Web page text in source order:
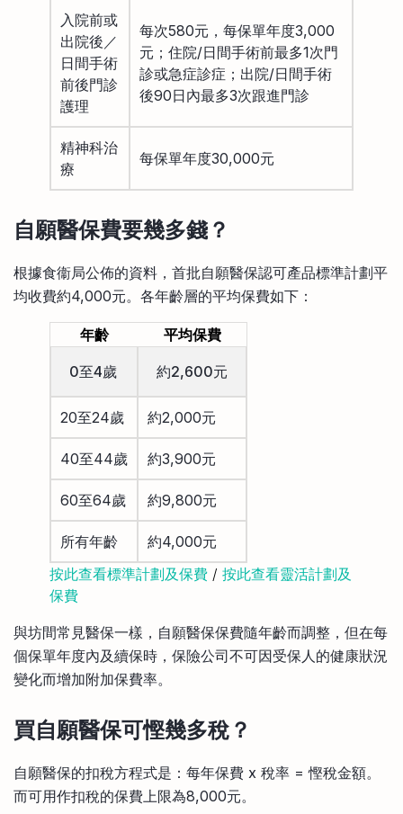
入院前或
出院後／
日間手術
前後門診
護理
每次580元，每保單年度3,000
元；住院/日間手術前最多1次門
診或急症診症；出院/日間手術
後90日內最多3次跟進門診
精神科治
療
每保單年度30,000元
自願醫保費要幾多錢？
根據食衞局公佈的資料，首批自願醫保認可產品標準計劃平
均收費約4,000元。各年齡層的平均保費如下：
年齡 平均保費
0至4歲 約2,600元
20至24歲 約2,000元
40至44歲 約3,900元
60至64歲 約9,800元
所有年齡
約4,000元
按此查看標準計劃及保費 / 按此查看靈活計劃及
保費
與坊間常見醫保一樣，自願醫保保費隨年齡而調整，但在每
個保單年度內及續保時，保險公司不可因受保人的健康狀況
變化而增加附加保費率。
買自願醫保可慳幾多稅？
自願醫保的扣稅方程式是：每年保費 x 稅率 = 慳稅金額。
而可用作扣稅的保費上限為8,000元。